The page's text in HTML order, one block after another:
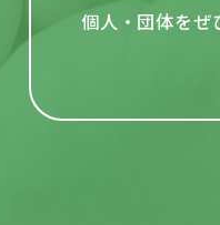
個人・団体をぜ